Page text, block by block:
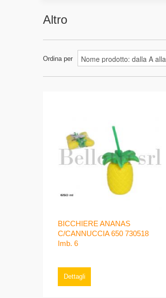
Altro
Ordina per
BICCHIERE ANANAS
C/CANNUCCIA 650 730518
Imb. 6
Dettagli